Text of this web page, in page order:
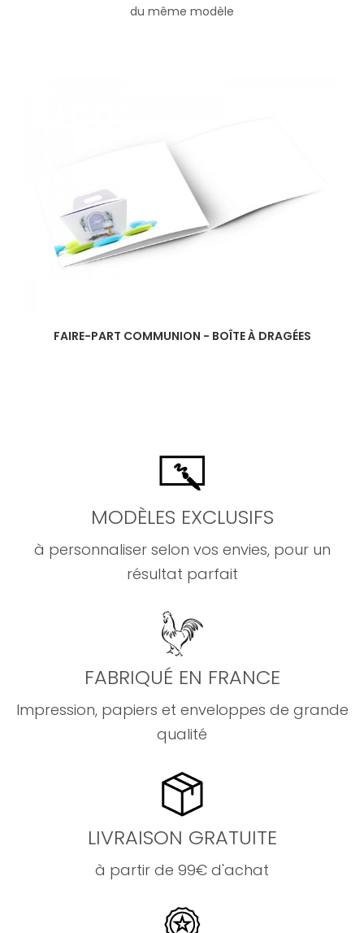
du même modèle
FAIRE-PART COMMUNION - BOÎTE À DRAGÉES
MODÈLES EXCLUSIFS
à personnaliser selon vos envies, pour un
résultat parfait
FABRIQUÉ EN FRANCE
Impression, papiers et enveloppes de grande
qualité
LIVRAISON GRATUITE
à partir de 99€ d'achat